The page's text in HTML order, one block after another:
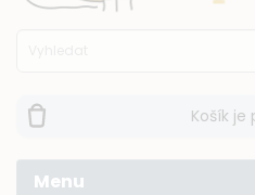
Košík je
Menu